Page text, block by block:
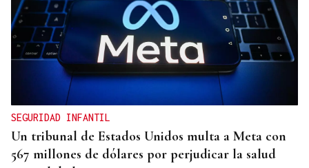
SEGURIDAD INFANTIL
Un tribunal de Estados Unidos multa a Meta con
567 millones de dólares por perjudicar la salud